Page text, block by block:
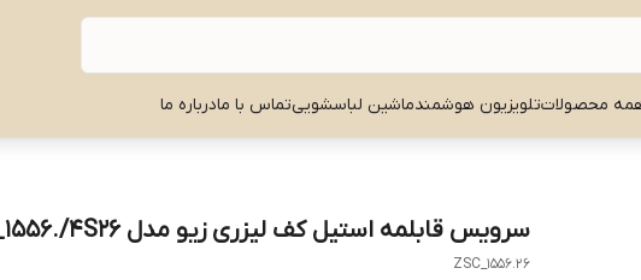
محصولاتتلویزیون هوشمندماشین لباسشوییتماس با مادرباره ما
سرویس قابلمه استیل کف لیزری زیو مدل ZCS_1556./4S26
ZSC_1556.26